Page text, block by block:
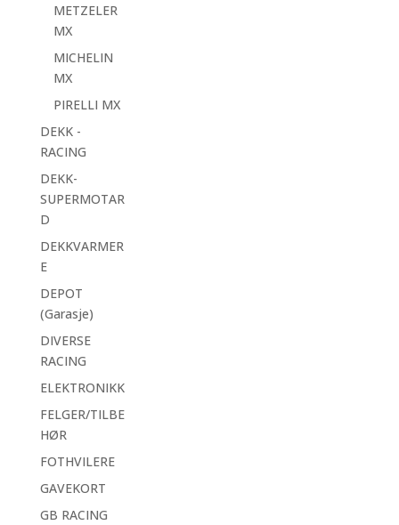
METZELER
MX
MICHELIN
MX
PIRELLI MX
DEKK -
RACING
DEKK-
SUPERMOTAR
D
DEKKVARMER
E
DEPOT
(Garasje)
DIVERSE
RACING
ELEKTRONIKK
FELGER/TILBE
HØR
FOTHVILERE
GAVEKORT
GB RACING